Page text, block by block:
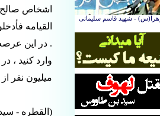
اشخاص صالح
القیامه
. در این
وارد کنید ،
میلیون نفر